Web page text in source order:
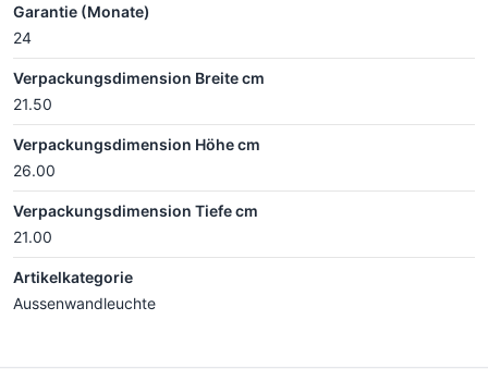
Garantie (Monate)
24
Verpackungsdimension Breite cm
21.50
Verpackungsdimension Höhe cm
26.00
Verpackungsdimension Tiefe cm
21.00
Artikelkategorie
Aussenwandleuchte